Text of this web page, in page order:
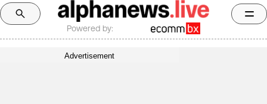
Powered by:
Advertisement